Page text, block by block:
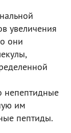
увеличения
они
непептидные
им
пептиды.